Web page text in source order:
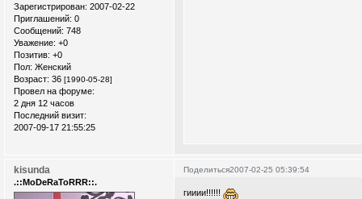
Зарегистрирован: 2007-02-22
Приглашений: 0
Сообщений: 748
Уважение: +0
Позитив: +0
Пол: Женский
Возраст: 36 [1990-05-28]
Провел на форуме:
2 дня 12 часов
Последний визит:
2007-09-17 21:55:25
Поделиться2007-02-25 05:39:54
kisunda
.::MoDeRaToRRR::.
гииии!!!!!!